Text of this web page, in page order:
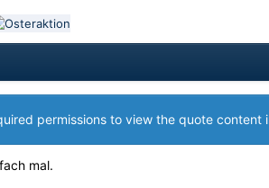
permissions to view the quote content
mal.